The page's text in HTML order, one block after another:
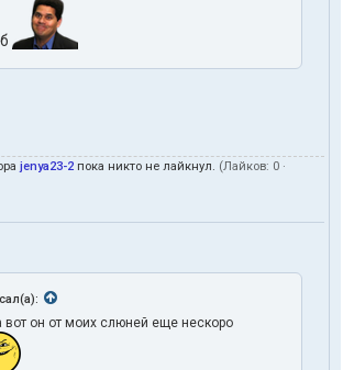
jenya23-2 пока никто не лайкнул. (Лайков: 0 ·
вот он от моих слюней еще нескоро